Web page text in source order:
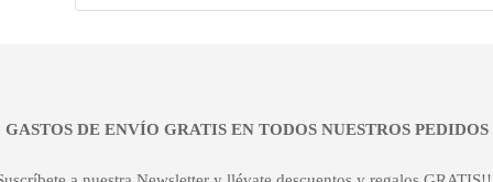
GASTOS DE ENVÍO GRATIS EN TODOS NUESTROS